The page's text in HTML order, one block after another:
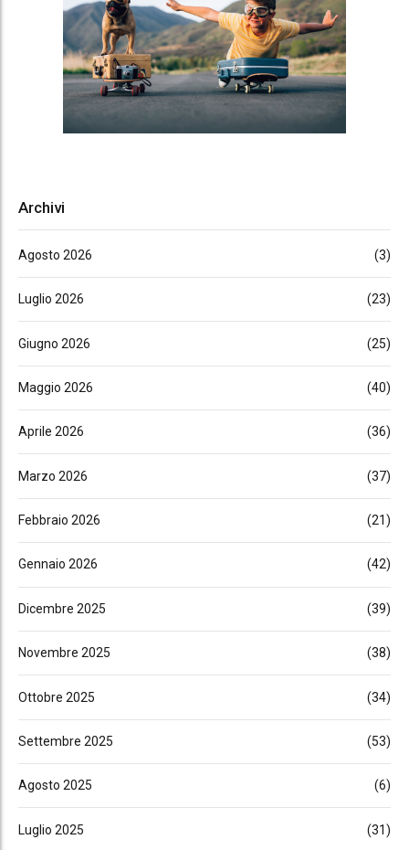
Archivi
Agosto 2026 (3)
Luglio 2026 (23)
Giugno 2026 (25)
Maggio 2026 (40)
Aprile 2026 (36)
Marzo 2026 (37)
Febbraio 2026 (21)
Gennaio 2026 (42)
Dicembre 2025 (39)
Novembre 2025 (38)
Ottobre 2025 (34)
Settembre 2025 (53)
Agosto 2025 (6)
Luglio 2025 (31)